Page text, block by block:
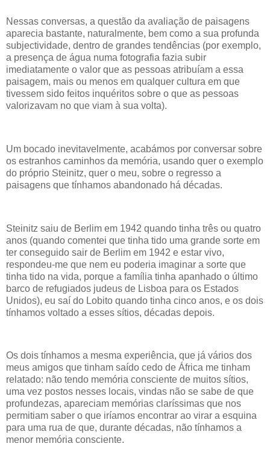
Nessas conversas, a questão da avaliação de paisagens
aparecia bastante, naturalmente, bem como a sua profunda
subjectividade, dentro de grandes tendências (por exemplo,
a presença de água numa fotografia fazia subir
imediatamente o valor que as pessoas atribuíam a essa
paisagem, mais ou menos em qualquer cultura em que
tivessem sido feitos inquéritos sobre o que as pessoas
valorizavam no que viam à sua volta).
Um bocado inevitavelmente, acabámos por conversar sobre
os estranhos caminhos da memória, usando quer o exemplo
do próprio Steinitz, quer o meu, sobre o regresso a
paisagens que tínhamos abandonado há décadas.
Steinitz saiu de Berlim em 1942 quando tinha três ou quatro
anos (quando comentei que tinha tido uma grande sorte em
ter conseguido sair de Berlim em 1942 e estar vivo,
respondeu-me que nem eu poderia imaginar a sorte que
tinha tido na vida, porque a família tinha apanhado o último
barco de refugiados judeus de Lisboa para os Estados
Unidos), eu saí do Lobito quando tinha cinco anos, e os dois
tínhamos voltado a esses sítios, décadas depois.
Os dois tínhamos a mesma experiência, que já vários dos
meus amigos que tinham saído cedo de África me tinham
relatado: não tendo memória consciente de muitos sítios,
uma vez postos nesses locais, vindas não se sabe de que
profundezas, apareciam memórias claríssimas que nos
permitiam saber o que iríamos encontrar ao virar a esquina
para uma rua de que, durante décadas, não tínhamos a
menor memória consciente.